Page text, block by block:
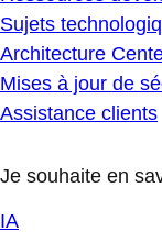
Sujets
Architecture
Mises à jour de
Assistance clients
Je souhaite en
IA